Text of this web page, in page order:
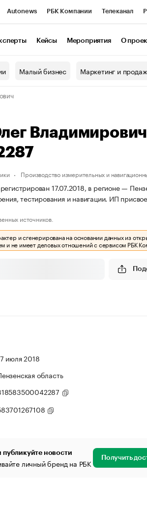
Autonews РБК Компании Телеканал
Кейсы Мероприятия О
Малый бизнес Маркетинг и
Производство измерительных и
17.07.2018, в регионе —
тестирования и навигации. ИП
источников.
и сгенерирована на основании данных из
и не имеет деловых отношений с сервисом РБК
июля 2018
область
новости
личный бренд на РБК Получить